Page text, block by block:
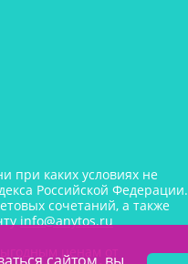
при каких условиях не
Российской Федерации.
сочетаний, а также
info@anytos.ru
ценам от